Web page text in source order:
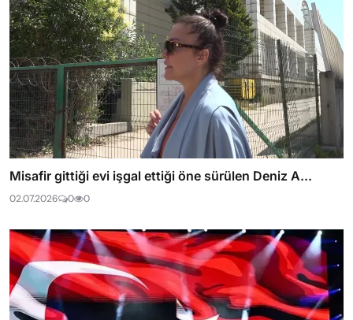
Misafir gittiği evi işgal ettiği öne sürülen Deniz A...
02.07.2026 0 0